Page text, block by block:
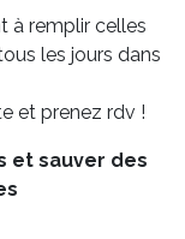
à remplir celles
les jours dans
et prenez rdv !
et sauver des